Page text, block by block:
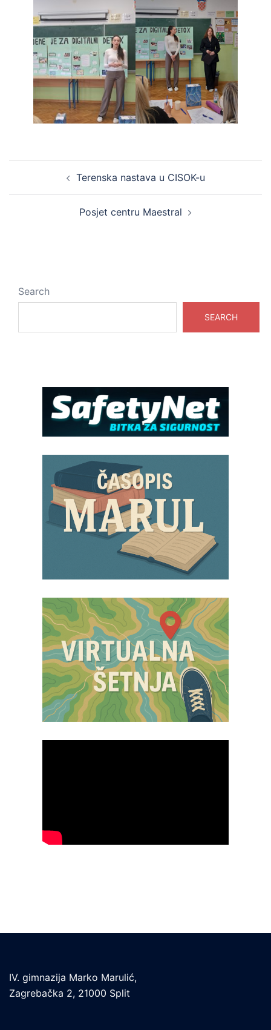
navigationTerenska nastava u CISOK-u
Posjet centru Maestral
Search
SEARCH
IV. gimnazija Marko Marulić,
Zagrebačka 2, 21000 Split